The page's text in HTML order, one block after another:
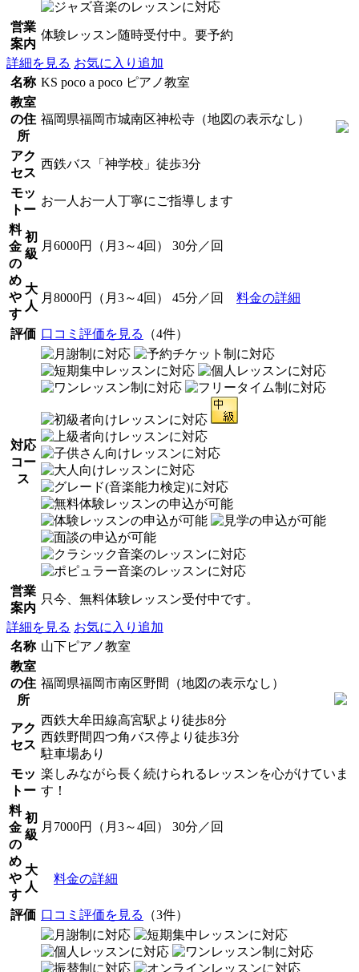
営業
案内
体験レッスン随時受付中。要予約
詳細を見る お気に入り追加
名称 KS poco a poco ピアノ教室
教室
の住
所
福岡県福岡市城南区神松寺（地図の表示なし）
アク
セス
西鉄バス「神学校」徒歩3分
モッ
トー
お一人お一人丁寧にご指導します
料
金
の
め
や
す
初
級
月6000円（月3～4回） 30分／回
大
人
月8000円（月3～4回） 45分／回 料金の詳細
評価 口コミ評価を見る （4件）
対応
コー
ス
営業
案内
只今、無料体験レッスン受付中です。
詳細を見る お気に入り追加
名称 山下ピアノ教室
教室
の住
所
福岡県福岡市南区野間（地図の表示なし）
アク
セス
西鉄大牟田線高宮駅より徒歩8分
西鉄野間四つ角バス停より徒歩3分
駐車場あり
モッ
トー
楽しみながら長く続けられるレッスンを心がけていま
す！
料
金
の
め
や
す
初
級
月7000円（月3～4回） 30分／回
大
人
料金の詳細
評価 口コミ評価を見る （3件）